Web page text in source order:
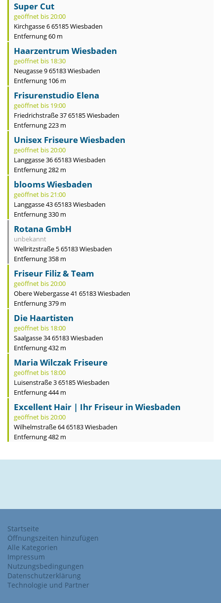
Super Cut
geöffnet bis 20:00
Kirchgasse 6 65185 Wiesbaden
Entfernung 60 m
Haarzentrum Wiesbaden
geöffnet bis 18:30
Neugasse 9 65183 Wiesbaden
Entfernung 106 m
Frisurenstudio Elena
geöffnet bis 19:00
Friedrichstraße 37 65185 Wiesbaden
Entfernung 223 m
Unisex Friseure Wiesbaden
geöffnet bis 20:00
Langgasse 36 65183 Wiesbaden
Entfernung 282 m
blooms Wiesbaden
geöffnet bis 21:00
Langgasse 43 65183 Wiesbaden
Entfernung 330 m
Rotana GmbH
unbekannt
Wellritzstraße 5 65183 Wiesbaden
Entfernung 358 m
Friseur Filiz & Team
geöffnet bis 20:00
Obere Webergasse 41 65183 Wiesbaden
Entfernung 379 m
Die Haartisten
geöffnet bis 18:00
Saalgasse 34 65183 Wiesbaden
Entfernung 432 m
Maria Wilczak Friseure
geöffnet bis 18:00
Luisenstraße 3 65185 Wiesbaden
Entfernung 444 m
Excellent Hair | Ihr Friseur in Wiesbaden
geöffnet bis 20:00
Wilhelmstraße 64 65183 Wiesbaden
Entfernung 482 m
Startseite
Öffnungszeiten hinzufügen
Alle Kategorien
Impressum
Nutzungsbedingungen
Datenschutzerklärung
Technologie und Partner